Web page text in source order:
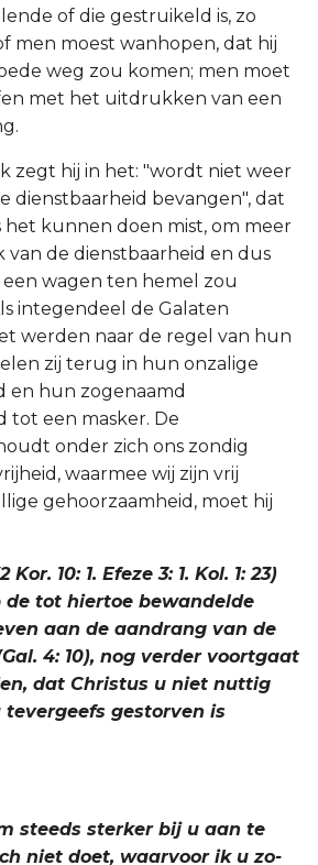
of die gestruikeld is, zo
men moest wanhopen, dat hij
weg zou komen; men moet
met het uitdrukken van een
zegt hij in het: "wordt niet weer
dienstbaarheid bevangen", dat
het kunnen doen mist, om meer
van de dienstbaarheid en dus
wagen ten hemel zou
integendeel de Galaten
werden naar de regel van hun
zij terug in hun onzalige
en hun zogenaamd
tot een masker. De
onder zich ons zondig
waarmee wij zijn vrij
gehoorzaamheid, moet hij
10: 1. Efeze 3: 1. Kol. 1: 23)
de tot hiertoe bewandelde
aan de aandrang van de
4: 10), nog verder voortgaat
dat Christus u niet nuttig
gestorven is
steeds sterker bij u aan te
niet doet, waarvoor ik u zo-